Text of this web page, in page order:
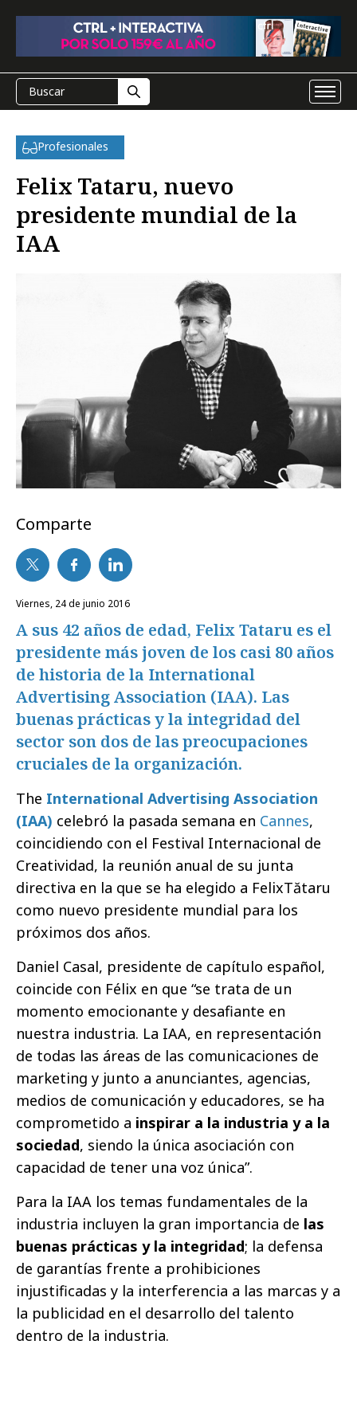
Profesionales
Felix Tataru, nuevo
presidente mundial de la
IAA
Comparte
viernes, 24 de junio 2016
A sus 42 años de edad, Felix Tataru es el
presidente más joven de los casi 80 años
de historia de la International
Advertising Association (IAA). Las
buenas prácticas y la integridad del
sector son dos de las preocupaciones
cruciales de la organización.
The International Advertising Association
(IAA) celebró la pasada semana en Cannes,
coincidiendo con el Festival Internacional de
Creatividad, la reunión anual de su junta
directiva en la que se ha elegido a FelixTătaru
como nuevo presidente mundial para los
próximos dos años.
Daniel Casal, presidente de capítulo español,
coincide con Félix en que “se trata de un
momento emocionante y desafiante en
nuestra industria. La IAA, en representación
de todas las áreas de las comunicaciones de
marketing y junto a anunciantes, agencias,
medios de comunicación y educadores, se ha
comprometido a inspirar a la industria y a la
sociedad, siendo la única asociación con
capacidad de tener una voz única”.
Para la IAA los temas fundamentales de la
industria incluyen la gran importancia de las
buenas prácticas y la integridad; la defensa
de garantías frente a prohibiciones
injustificadas y la interferencia a las marcas y a
la publicidad en el desarrollo del talento
dentro de la industria.